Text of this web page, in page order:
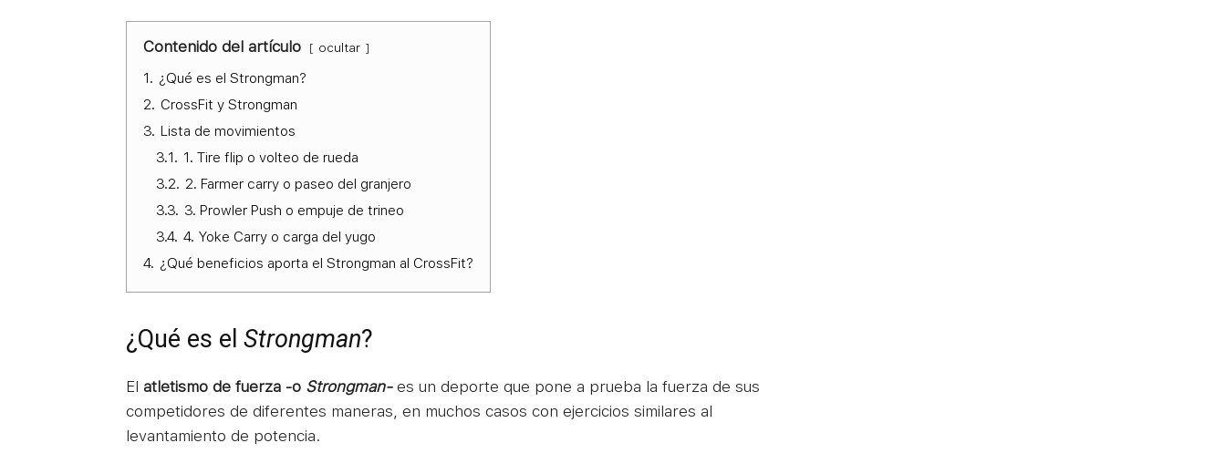
Contenido del artículo ocultar
1. ¿Qué es el Strongman?
2. CrossFit y Strongman
3. Lista de movimientos
3.1. 1. Tire flip o volteo de rueda
3.2. 2. Farmer carry o paseo del granjero
3.3. 3. Prowler Push o empuje de trineo
3.4. 4. Yoke Carry o carga del yugo
4. ¿Qué beneficios aporta el Strongman al CrossFit?
¿Qué es el Strongman?
El atletismo de fuerza -o Strongman-es un deporte que pone a prueba la fuerza de sus
competidores de diferentes maneras, en muchos casos con ejercicios similares al
levantamiento de potencia.